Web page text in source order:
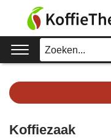
Zoeken...
Koffiezaak